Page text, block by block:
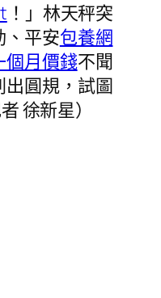
！」林天秤突
、平安包養網
個月價錢不聞
圓規，試圖
徐新星）